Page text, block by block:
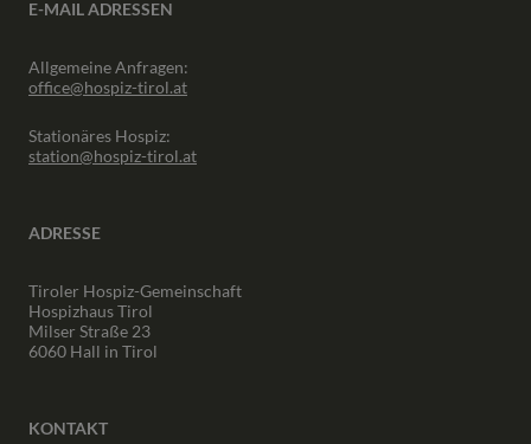
E-MAIL ADRESSEN
Allgemeine Anfragen:
office@hospiz-tirol.at
Stationäres Hospiz:
station@hospiz-tirol.at
ADRESSE
Tiroler Hospiz-Gemeinschaft
Hospizhaus Tirol
Milser Straße 23
6060 Hall in Tirol
KONTAKT